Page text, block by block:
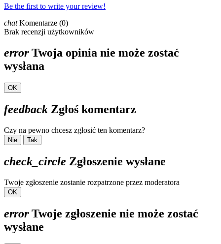
Be the first to write your review!
chatKomentarze (0)
Brak recenzji użytkowników
errorTwoja opinia nie może zostać
wysłana
OK
feedback Zgłoś komentarz
Czy na pewno chcesz zgłosić ten komentarz?
Nie Tak
check_circle Zgłoszenie wysłane
Twoje zgłoszenie zostanie rozpatrzone przez moderatora
OK
errorTwoje zgłoszenie nie może zostać
wysłane